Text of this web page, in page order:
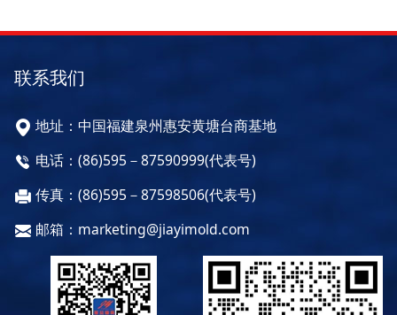
联系我们
地址：中国福建泉州惠安黄塘台商基地
电话：(86)595－87590999(代表号)
传真：(86)595－87598506(代表号)
邮箱：marketing@jiayimold.com